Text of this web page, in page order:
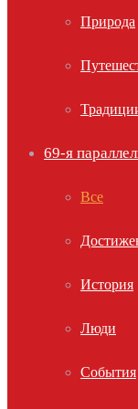
Природа
69-я
Все
История
Люди
События